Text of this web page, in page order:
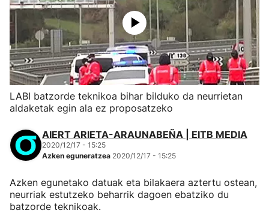
LABI batzorde teknikoa bihar bilduko da neurrietan
aldaketak egin ala ez proposatzeko
AIERT ARIETA-ARAUNABEÑA | EITB MEDIA
2020/12/17 - 15:25
Azken eguneratzea 2020/12/17 - 15:25
Azken egunetako datuak eta bilakaera aztertu ostean,
neurriak estutzeko beharrik dagoen ebatziko du
batzorde teknikoak.